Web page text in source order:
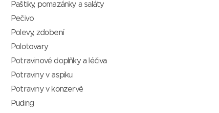
Paštiky, pomazánky a saláty
Pečivo
Polevy, zdobení
Polotovary
Potravinové doplňky a léčiva
Potraviny v aspiku
Potraviny v konzervě
Puding